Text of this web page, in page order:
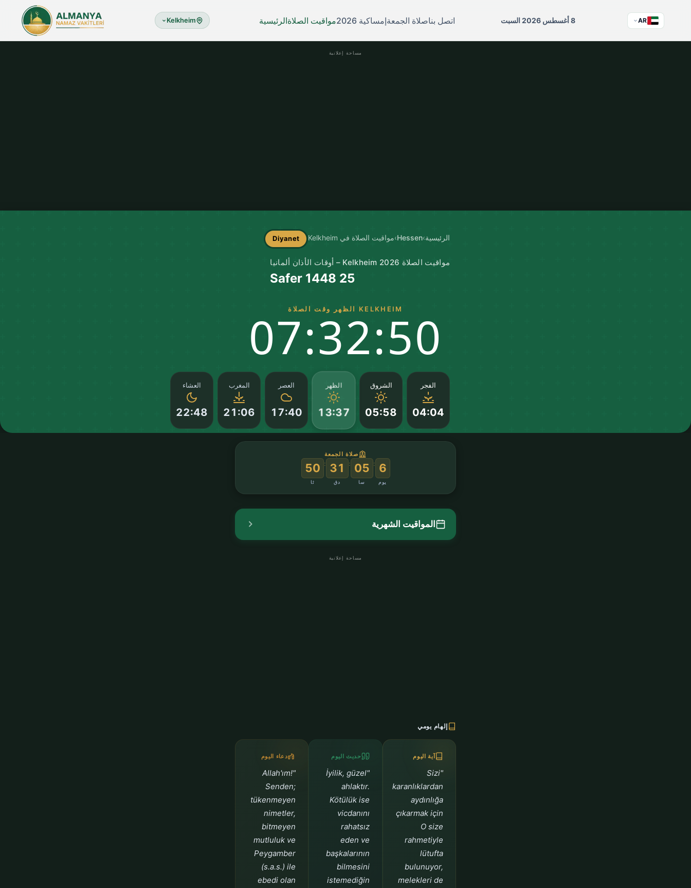
Kelkheim الرئيسيةمواقيت الصلاة إمساكية 2026صلاة الجمعةاتصل بنا 8 أغسطس 2026 السبت AR
مساحة إعلانية
الرئيسية›
Hessen
›مواقيت الصلاة في Kelkheim Diyanet
مواقيت الصلاة Kelkheim 2026 – أوقات الأذان ألمانيا
25 Safer 1448
KELKHEIM الظهر وقت الصلاة
07:32:49
الفجر
04:04
الشروق
05:58
الظهر
13:37
العصر
17:40
المغرب
21:06
العشاء
22:48
صلاة الجمعة
6
يوم
:
05
سا
:
31
دق
:
49
ثا
المواقيت الشهرية
مساحة إعلانية
إلهام يومي
آية اليوم
"Sizi
karanlıklardan
aydınlığa
çıkarmak için
O size
rahmetiyle
lütufta
bulunuyor,
melekleri de
حديث اليوم
"İyilik, güzel
ahlaktır.
Kötülük ise
vicdanını
rahatsız
eden ve
başkalarının
bilmesini
istemediğin
دعاء اليوم
"Allah'ım!
Senden;
tükenmeyen
nimetler,
bitmeyen
mutluluk ve
Peygamber
(s.a.s.) ile
ebedi olan